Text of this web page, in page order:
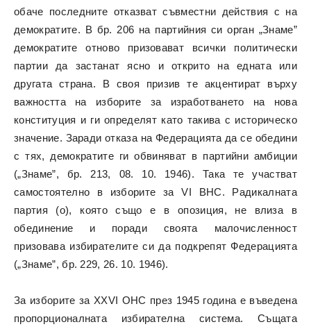
обаче последните отказват съвместни действия с на
демократите. В бр. 206 на партийния си орган „Знаме”
демократите отново призовават всички политически
партии да застанат ясно и открито на едната или
другата страна. В своя призив те акцентират върху
важността на изборите за изработването на нова
конституция и ги определят като такива с историческо
значение. Заради отказа на Федерацията да се обедини
с тях, демократите ги обвиняват в партийни амбиции
(„Знаме”, бр. 213, 08. 10. 1946). Така те участват
самостоятелно в изборите за VI ВНС. Радикалната
партия (о), която също е в опозиция, не влиза в
обединение и поради своята малочисленност
призовава избирателите си да подкрепят Федерацията
(„Знаме”, бр. 229, 26. 10. 1946).
За изборите за XXVI ОНС през 1945 година е въведена
пропорционалната избирателна система. Същата